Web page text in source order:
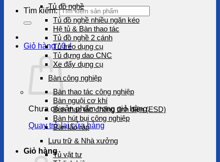
Tìm kiếm:
Giỏ hàng /0₫
Chưa có sản phẩm trong giỏ hàng.
Quay trở lại cửa hàng
Giỏ hàng
Tủ đồ nghề
Tủ đồ nghề nhiều ngăn kéo
Hệ tủ & Bàn thao tác
Tủ đồ nghề 2 cánh
Tủ treo dụng cụ
Tủ đựng dao CNC
Xe đẩy dụng cụ
Bàn công nghiệp
Bàn thao tác công nghiệp
Bàn nguội cơ khí
Bàn thao tác chống tĩnh điện (ESD)
Bàn hút bụi công nghiệp
Bàn lắp ráp
Lưu trữ & Nhà xưởng
Tủ vật tư